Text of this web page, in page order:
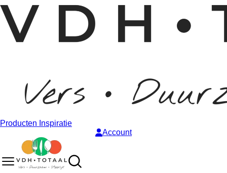
Producten Inspiratie
Account